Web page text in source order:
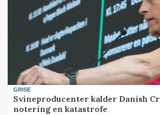
GRISE
Svineproducenter kalder Danish
notering en katastrofe